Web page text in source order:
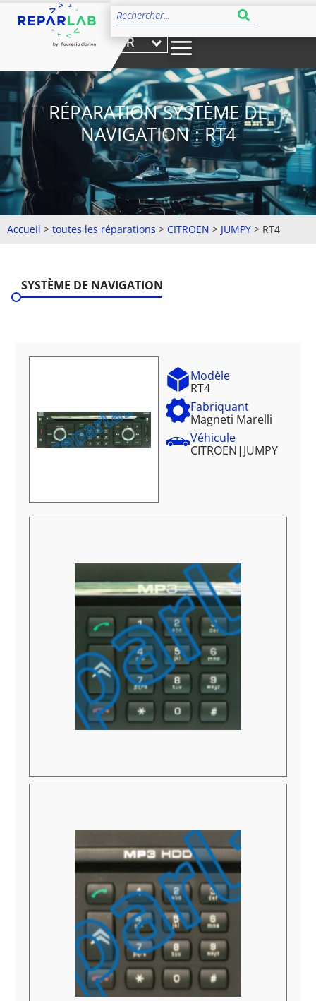
FR
RÉPARATION SYSTÈME DE
NAVIGATION : RT4
Accueil > toutes les réparations > CITROEN > JUMPY > RT4
SYSTÈME DE NAVIGATION
Modèle
RT4
Fabriquant
Magneti Marelli
Véhicule
CITROEN| JUMPY